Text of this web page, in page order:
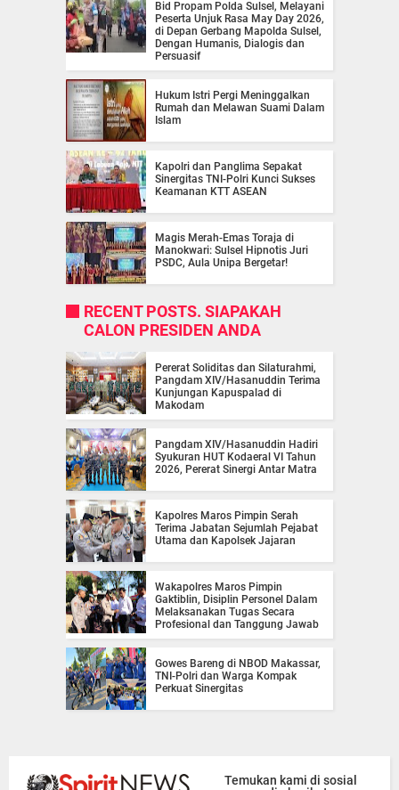
Bid Propam Polda Sulsel, Melayani
Peserta Unjuk Rasa May Day 2026,
di Depan Gerbang Mapolda Sulsel,
Dengan Humanis, Dialogis dan
Persuasif
Hukum Istri Pergi Meninggalkan
Rumah dan Melawan Suami Dalam
Islam
Kapolri dan Panglima Sepakat
Sinergitas TNI-Polri Kunci Sukses
Keamanan KTT ASEAN
Magis Merah-Emas Toraja di
Manokwari: Sulsel Hipnotis Juri
PSDC, Aula Unipa Bergetar!
RECENT POSTS. SIAPAKAH
CALON PRESIDEN ANDA
Pererat Soliditas dan Silaturahmi,
Pangdam XIV/Hasanuddin Terima
Kunjungan Kapuspalad di
Makodam
Pangdam XIV/Hasanuddin Hadiri
Syukuran HUT Kodaeral VI Tahun
2026, Pererat Sinergi Antar Matra
Kapolres Maros Pimpin Serah
Terima Jabatan Sejumlah Pejabat
Utama dan Kapolsek Jajaran
Wakapolres Maros Pimpin
Gaktiblin, Disiplin Personel Dalam
Melaksanakan Tugas Secara
Profesional dan Tanggung Jawab
Gowes Bareng di NBOD Makassar,
TNI-Polri dan Warga Kompak
Perkuat Sinergitas
Temukan kami di sosial